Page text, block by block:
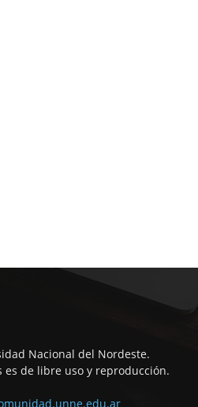
Nacional del Nordeste.
es de libre uso y reproducción.